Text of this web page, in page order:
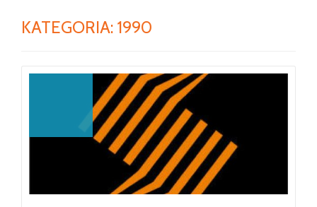
KATEGORIA: 1990